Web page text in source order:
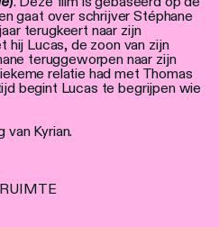
gaat over schrijver Stéphane
terugkeert naar zijn
hij Lucas, de zoon van zijn
teruggeworpen naar zijn
relatie had met Thomas
begint Lucas te begrijpen wie
van Kyrian.